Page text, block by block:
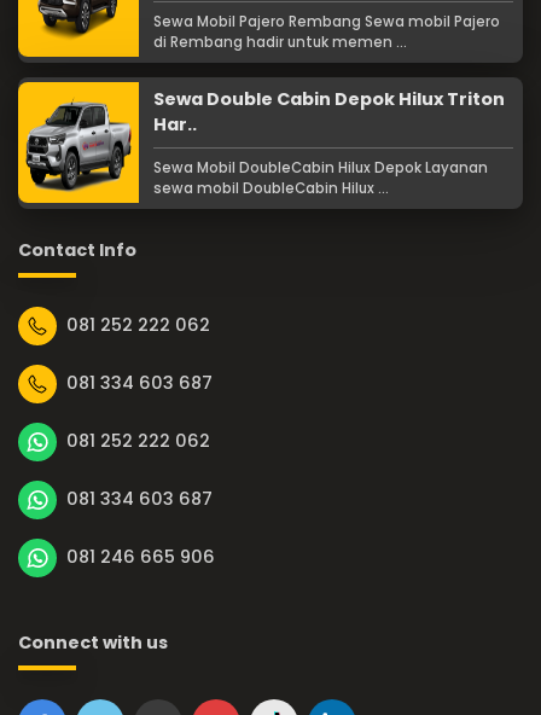
Sewa Mobil Pajero Rembang Sewa mobil Pajero
di Rembang hadir untuk memen ...
Sewa Double Cabin Depok Hilux Triton
Har..
Sewa Mobil DoubleCabin Hilux Depok Layanan
sewa mobil DoubleCabin Hilux ...
Contact Info
081 252 222 062
081 334 603 687
081 252 222 062
081 334 603 687
081 246 665 906
Connect with us